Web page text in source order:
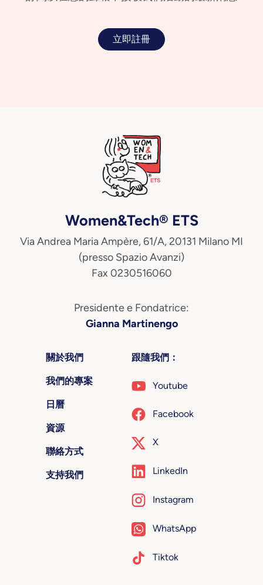
立即註冊
Women&Tech® ETS
Via Andrea Maria Ampère, 61/A, 20131 Milano MI
(presso Spazio Avanzi)
Fax 0230516060
Presidente e Fondatrice:
Gianna Martinengo
關於我們
我們的專案
日曆
資源
聯絡方式
支持我們
跟隨我們：
Youtube
Facebook
X
LinkedIn
Instagram
WhatsApp
Tiktok